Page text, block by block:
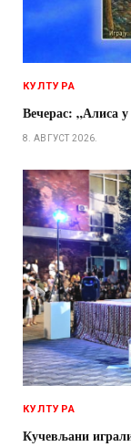
КУЛТУРА
Вечерас: „Алиса
8. АВГУСТ 2026.
КУЛТУРА
Кучевљани